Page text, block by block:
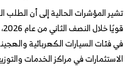
تشير المؤشرات الحالية إلى أن
في فئات السيارات الكهربائية
الاستثمارات في مراكز الخدمات